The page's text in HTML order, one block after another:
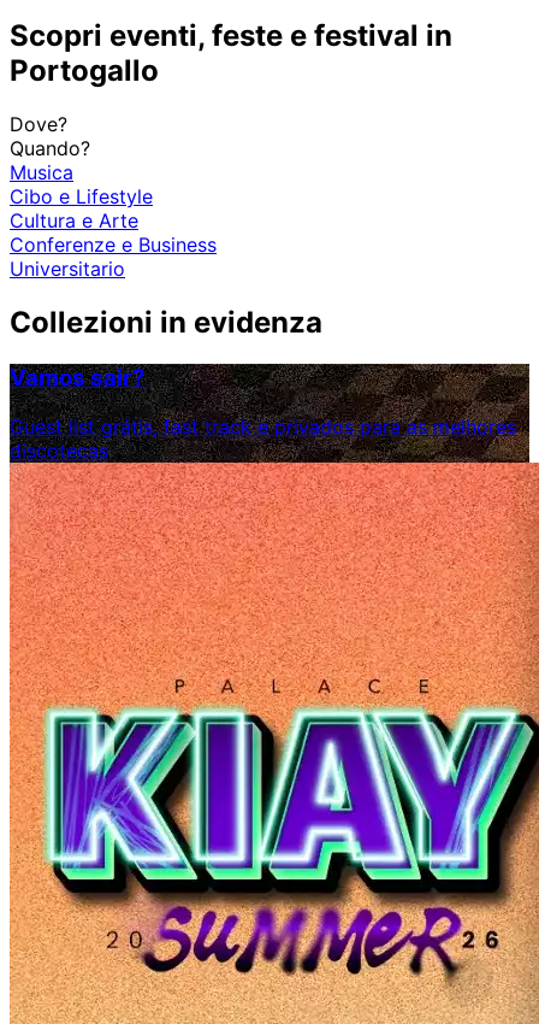
Scopri eventi, feste e festival in
Portogallo
Dove?
Quando?
Musica
Cibo e Lifestyle
Cultura e Arte
Conferenze e Business
Universitario
Collezioni in evidenza
Vamos sair?
Guest list grátis, fast track e privados para as melhores
discotecas